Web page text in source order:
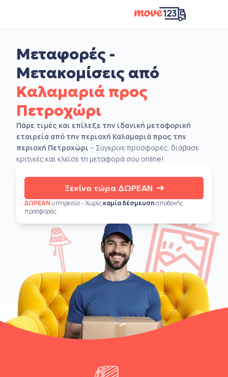
Μεταφορές -
Μετακομίσεις από
Καλαμαριά προς
Πετροχώρι
Πάρε τιμές και επίλεξε την ιδανική μεταφορική
εταιρεία από την περιοχή Καλαμαριά προς την
περιοχή Πετροχώρι – Σύγκρινε προσφορές, διάβασε
κριτικές και κλείσε τη μεταφορά σου online!
Ξεκίνα τώρα ΔΩΡΕΑΝ
ΔΩΡΕΑΝ υπηρεσία – Χωρίςκαμία δέσμευσηαποδοχής
προσφοράς